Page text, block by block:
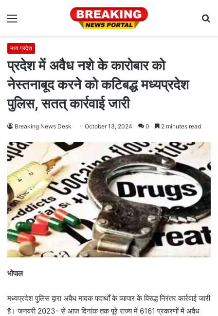
Menu
मध्य प्रदेश
प्रदेश में अवैध नशे के कारोबार को
नेस्तनाबूद करने को कटिबद्ध मध्यप्रदेश
पुलिस, सतत् कार्रवाई जारी
Breaking News Desk October 13, 2024 0 2 minutes read
भोपाल
मध्यप्रदेश पुलिस द्वारा अवैध मादक पदार्थों के व्यापार के विरुद्ध निरंतर कार्रवाई जारी
है। जनवरी 2023- से आज दिनांक तक पूरे राज्य में 6161 प्रकरणों में अवैध